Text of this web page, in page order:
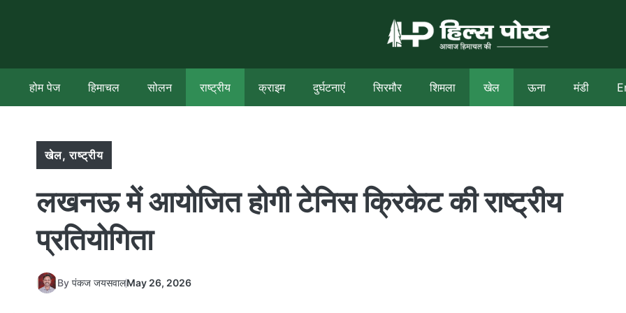
होम पेज हिमाचल सोलन राष्ट्रीय क्राइम दुर्घटनाएं सिरमौर शिमला खेल ऊना मंडी
खेल,राष्ट्रीय
लखनऊ में आयोजित होगी टेनिस क्रिकेट की राष्ट्रीय
प्रतियोगिता
By पंकज जयसवालMay 26, 2026